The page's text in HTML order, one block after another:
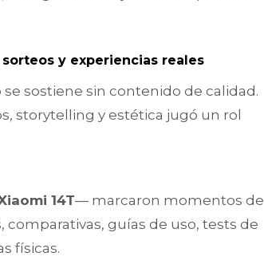
y experiencias reales
sostiene sin contenido de calidad.
storytelling y estética jugó un rol
14T— marcaron momentos de
guías de uso, tests de
físicas.